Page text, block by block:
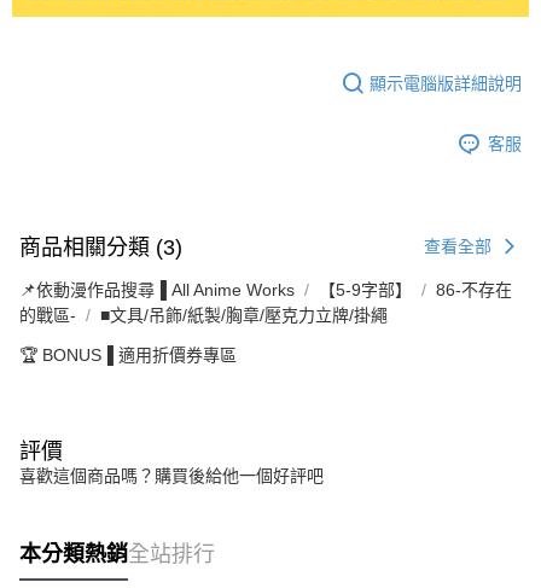
顯示電腦版詳細說明
客服
商品相關分類 (3) 查看全部
📌依動漫作品搜尋▐ All Anime Works 【5-9字部】
86-不存在
的戰區-
■文具/吊飾/紙製/胸章/壓克力立牌/掛繩
🏆 BONUS▐ 適用折價券專區
評價
喜歡這個商品嗎？購買後給他一個好評吧
本分類熱銷全站排行